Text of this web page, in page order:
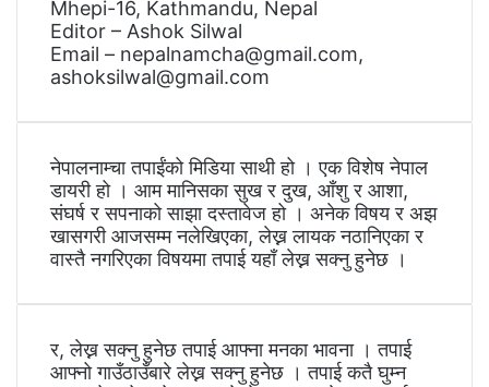
Mhepi-16, Kathmandu, Nepal
Editor – Ashok Silwal
Email – nepalnamcha@gmail.com,
ashoksilwal@gmail.com
नेपालनाम्चा तपाईंको मिडिया साथी हो । एक विशेष नेपाल
डायरी हो । आम मानिसका सुख र दुख, आँशु र आशा,
संघर्ष र सपनाको साझा दस्तावेज हो । अनेक विषय र अझ
खासगरी आजसम्म नलेखिएका, लेख्न लायक नठानिएका र
वास्तै नगरिएका विषयमा तपाई यहाँ लेख्न सक्नु हुनेछ ।
र, लेख्न सक्नु हुनेछ तपाई आफ्ना मनका भावना । तपाई
आफ्नो गाउँठाउँबारे लेख्न सक्नु हुनेछ । तपाई कतै घुम्न